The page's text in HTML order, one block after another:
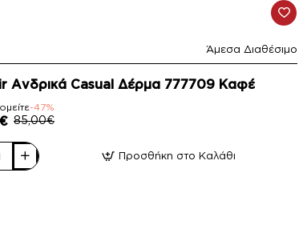
Άμεσα Διαθέσιμο
Ανδρικά Casual Δέρμα 777709 Καφέ
-47%
85,00€
Προσθήκη στο Καλάθι